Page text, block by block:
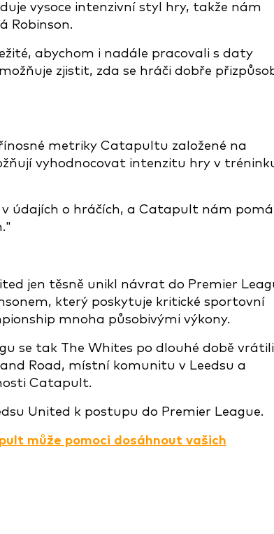
vysoce intenzivní styl hry, takže nám
Robinson.
abychom i nadále pracovali s daty
zjistit, zda se hráči dobře
metriky Catapultu založené na
vyhodnocovat intenzitu hry v
údajích o hráčích, a Catapult nám
jen těsně unikl návrat do Premier
který poskytuje kritické sportovní
mnoha působivými výkony.
se tak The Whites po dlouhé době vrátili
Road, místní komunitu v Leedsu a
Catapult.
United k postupu do Premier League.
může pomoci dosáhnout vašich